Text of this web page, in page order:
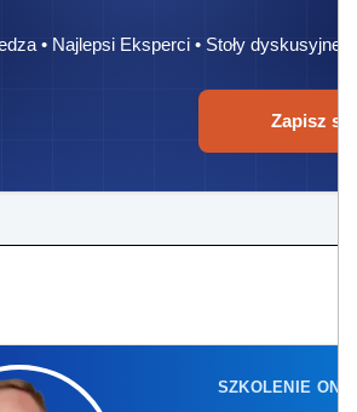
• Najlepsi Eksperci • Stoły dyskusyjne
Zapisz się
SZKOLENIE